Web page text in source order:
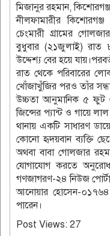
মিজানুর রহমান,
নীলফামারীর
চেংমারী গ্রামের
বুধুবার (২১জুলাই) রাত
উদ্দেশ্য বের হয়ে
রাত থেকে পরিবারের
খোঁজাখুঁজির পরও তাঁর
উচ্চতা আনুমানিক ৫ ফুট
জিন্সের প্যান্ট ও গায়ে
থানায় একটি সাধারণ
কোনো হৃদয়বান ব্যক্তি
অথবা বাবা গোলজার
যোগাযোগ করতে অনুরোধ
গণজাগরণ-২৪ নিউজ
আনোয়ার হোসেন-
পারেন।
Post Views: 27